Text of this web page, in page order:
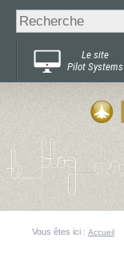
Chercher par
Recherche
avancée…
Le site
Pilot Systems
Vous êtes ici : Accueil